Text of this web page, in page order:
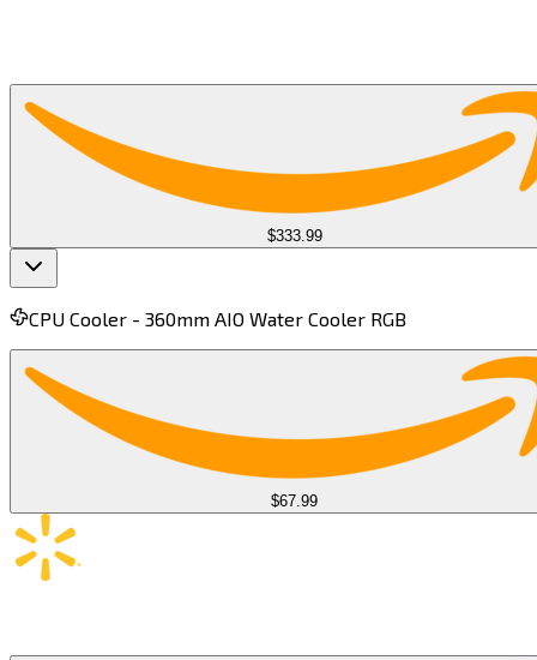
$333.99
CPU Cooler - 360mm AIO Water Cooler RGB ​​​​‌ ‍ ​‍​‍‌‍ ‌ ​‍‌‍‍‌‌‍‌ ‌‍‍‌‌‍ ‍​‍​‍​ ‍‍​‍​‍‌ ​ ‌‍​‌‌‍ ‍‌‍‍‌‌ ‌​‌ ‍‌​‍ ‍‌‍‍‌‌‍ ​‍​‍​‍ ​​‍​‍‌‍‍​‌ ​‍‌‍‌‌‌‍‌‍​‍​‍​ ‍‍​‍​‍​‍ ‌‍​‌‌‍‌​‌‍ ‌‌‍‍‌‌‍ ‍​‍ ‌‍‍‌‌‍ ‍‌ ‌​‌‍‌‌‌‍ ‍‌ ‌​​‍ ‌‍‌‌‌‍‌​‌‍‍‌‌ ‌​​‍ ‌‍ ‌‌‍ ‌‍‌​‌‍‌‌​ ‌‌ ​​‌ ​‍‌‍‌‌‌ ​ ‌‍‌‌‌‍ ‍‌ ‌​‌‍​‌‌ ‌​‌‍‍‌‌‍ ‌‍ ‍​ ‍ ‌‍‍‌‌‍‌​​ ‌​ ‌​​ ​ ​ ‌‍​ ​​‌‍​‍‌‍‌​​ ‌‌‌‍​‍​‍ ‌​ ​‍‌‍‌‌‌‍‌‍‌‍​ ​‍ ‌​ ‌​‌‍‌​​ ‌​​ ​‌​‍ ‌​ ‍​‌‍‌​​ ‌​​ ​ ​‍ ‌‌‍‌​‌‍​‍‌‍​‍​ ‍‌​ ‍‌‌‍​ ​ ‌‌‌‍‌‍​ ‍‌‌‍‌‍​ ‌​‌‍​ ​ ‍ ‌ ‌​‌ ‍‌‌ ​​‌‍‌‌​ ‌‌‍​ ‌ ​​‌ ‌‌‌‍​ ‌‍ ‌‍ ‌‍ ​‌‍‌‌‌ ​‍​ ‍ ‌ ​​‌‍​‌‌ ‌​‌‍‍​​ ‌‌‍ ‍‌‍​‌‌‍ ‌‌‍‌‌​ ‌‍​‍‌‍​‌‌ ​ ‌‍‌‌‌‌‌‌‌ ​‍‌‍ ​​ ‌​‍‌‌​ ​‍‌​‌‍‌‍​‌‌‍‌​‌‍ ‌‌‍‍‌‌‍ ‍​‍‌‍‌‍‍‌‌‍‌​​ ‌​ ‌​​ ​ ​ ‌‍​ ​​‌‍​‍‌‍‌​​ ‌‌‌‍​‍​‍ ‌​ ​‍‌‍‌‌‌‍‌‍‌‍​ ​‍ ‌​ ‌​‌‍‌​​ ‌​​ ​‌​‍ ‌​ ‍​‌‍‌​​ ‌​​ ​ ​‍ ‌‌‍‌​‌‍​‍‌‍​‍​ ‍‌​ ‍‌‌‍​ ​ ‌‌‌‍‌‍​ ‍‌‌‍‌‍​ ‌​‌‍​ ​‍‌‍‌ ‌​‌ ‍‌‌ ​​‌‍‌‌​ ‌‌‍​ ‌ ​​‌ ‌‌‌‍​ ‌‍ ‌‍ ‌‍ ​‌‍‌‌‌ ​‍​‍‌‍‌ ​​‌‍​‌‌ ‌​‌‍‍​​ ‌‌‍ ‍‌‍​‌‌‍ ‌‌‍‌‌​‍‌‍‌ ​​‌‍‌‌‌ ​‍‌ ​ ‌ ​​‌‍‌‌‌‍​ ‌ ‌​‌‍‍‌‌ ‌‍‌‍‌‌​ ‌‌ ​​‌ ‌‌‌‍​‍‌‍ ​‌‍‍‌‌ ​ ‌‍‍​‌‍‌‌‌‍‌​​‍​‍‌ ‌
$67.99